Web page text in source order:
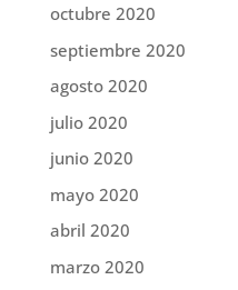
octubre 2020
septiembre 2020
agosto 2020
julio 2020
junio 2020
mayo 2020
abril 2020
marzo 2020